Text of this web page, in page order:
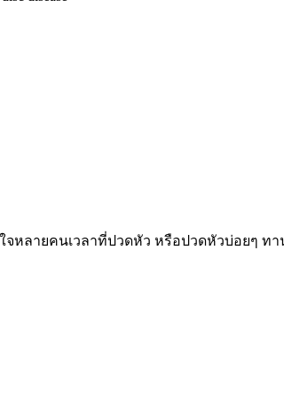
จหลายคนเวลาที่ปวดหัว หรือปวดหัวบ่อยๆ